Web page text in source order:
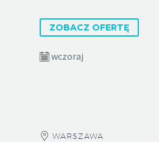
ZOBACZ OFERTĘ
wczoraj
WARSZAWA